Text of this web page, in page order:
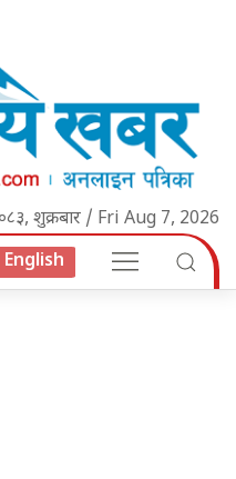
शुक्रबार / Fri Aug 7, 2026
English